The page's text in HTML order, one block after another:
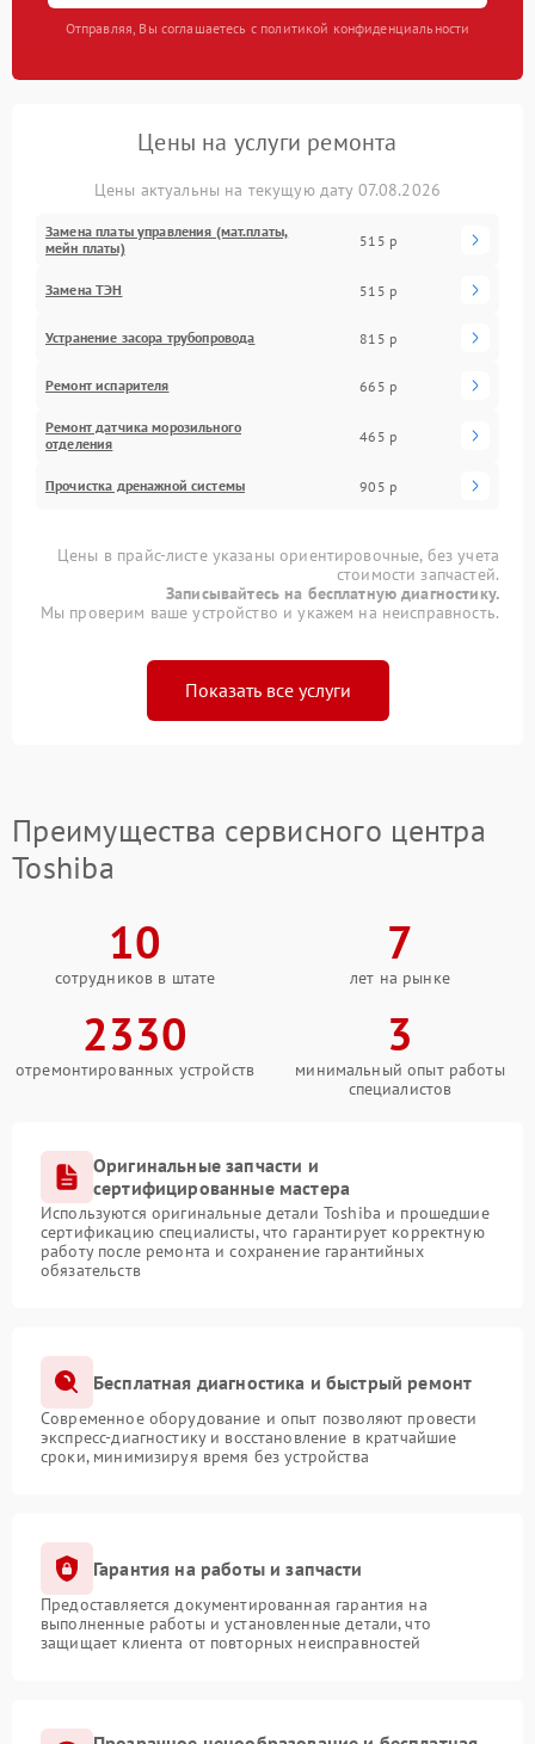
Отправляя, Вы соглашаетесь с политикой конфиденциальности
Цены на услуги ремонта
Цены актуальны на текущую дату 07.08.2026
Замена платы управления (мат.платы,
мейн платы)
515 р
Замена ТЭН 515 р
Устранение засора трубопровода 815 р
Ремонт испарителя 665 р
Ремонт датчика морозильного
отделения
465 р
Прочистка дренажной системы 905 р
Цены в прайс-листе указаны ориентировочные, без учета
стоимости запчастей.
Записывайтесь на бесплатную диагностику.
Мы проверим ваше устройство и укажем на неисправность.
Показать все услуги
Преимущества сервисного центра
Toshiba
10
сотрудников в штате
7
лет на рынке
2330
отремонтированных устройств
3
минимальный опыт работы
специалистов
Оригинальные запчасти и
сертифицированные мастера
Используются оригинальные детали Toshiba и прошедшие
сертификацию специалисты, что гарантирует корректную
работу после ремонта и сохранение гарантийных
обязательств
Бесплатная диагностика и быстрый ремонт
Современное оборудование и опыт позволяют провести
экспресс-диагностику и восстановление в кратчайшие
сроки, минимизируя время без устройства
Гарантия на работы и запчасти
Предоставляется документированная гарантия на
выполненные работы и установленные детали, что
защищает клиента от повторных неисправностей